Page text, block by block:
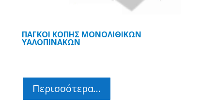
ΠΑΓΚΟΙ ΚΟΠΗΣ ΜΟΝΟΛΙΘΙΚΩΝ
ΥΑΛΟΠΙΝΑΚΩΝ
Περισσότερα...